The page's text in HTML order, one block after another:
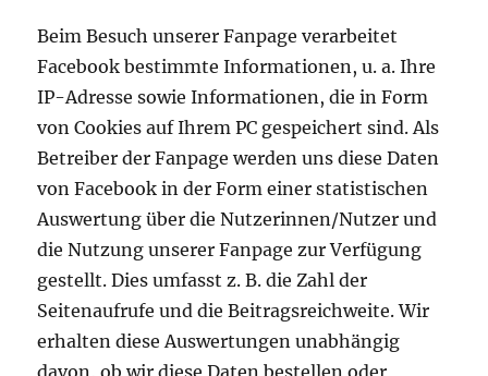
Beim Besuch unserer Fanpage verarbeitet
Facebook bestimmte Informationen, u. a. Ihre
IP-Adresse sowie Informationen, die in Form
von Cookies auf Ihrem PC gespeichert sind. Als
Betreiber der Fanpage werden uns diese Daten
von Facebook in der Form einer statistischen
Auswertung über die Nutzerinnen/Nutzer und
die Nutzung unserer Fanpage zur Verfügung
gestellt. Dies umfasst z. B. die Zahl der
Seitenaufrufe und die Beitragsreichweite. Wir
erhalten diese Auswertungen unabhängig